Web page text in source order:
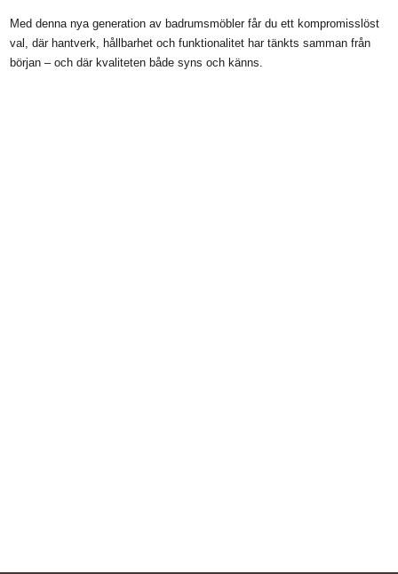
Med denna nya generation av badrumsmöbler får du ett kompromisslöst
val, där hantverk, hållbarhet och funktionalitet har tänkts samman från
början – och där kvaliteten både syns och känns.